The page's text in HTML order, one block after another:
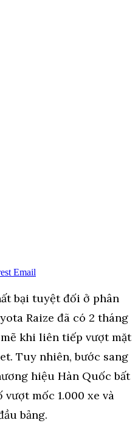
Email
bại tuyệt đối ở phân
Raize đã có 2 tháng
khi liên tiếp vượt mặt
Tuy nhiên, bước sang
hiệu Hàn Quốc bất
mốc 1.000 xe và
bảng.